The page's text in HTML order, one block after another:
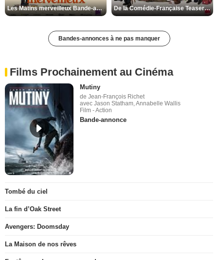
Les Matins merveilleux Bande-annonce VF De la Comédie-Française Teaser VF
Bandes-annonces à ne pas manquer
Films Prochainement au Cinéma
Mutiny
de Jean-François Richet
avec Jason Statham, Annabelle Wallis
Film - Action
Bande-annonce
Tombé du ciel
La fin d’Oak Street
Avengers: Doomsday
La Maison de nos rêves